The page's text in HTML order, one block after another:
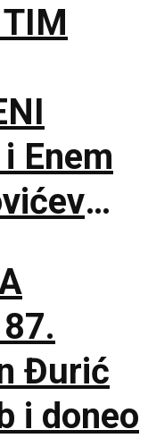
Enem
Đurić
i doneo